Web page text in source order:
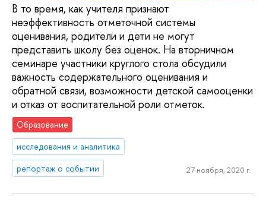
В то время, как учителя признают
неэффективность отметочной системы
оценивания, родители и дети не могут
представить школу без оценок. На вторничном
семинаре участники круглого стола обсудили
важность содержательного оценивания и
обратной связи, возможности детской самооценки
и отказ от воспитательной роли отметок.
Образование
исследования и аналитика
репортаж о событии
27 ноября, 2020 г.